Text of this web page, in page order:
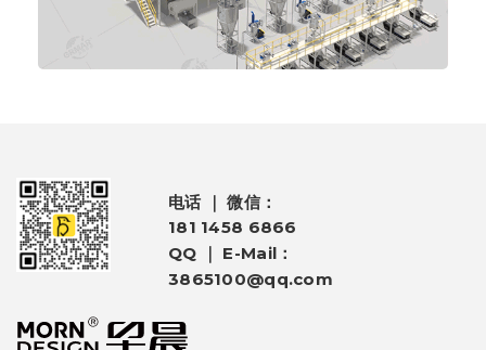
电话 ｜ 微信：
181 1458 6866
QQ ｜ E-Mail：
3865100@qq.com